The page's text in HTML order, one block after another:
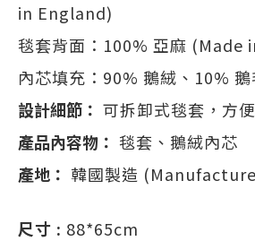
in England)
毯套背面：100% 亞麻 (Made
內芯填充：90% 鵝絨、10% 鵝
設計細節： 可拆卸式毯套，方
產品內容物： 毯套、鵝絨內芯
產地： 韓國製造
尺寸 : 88*65cm